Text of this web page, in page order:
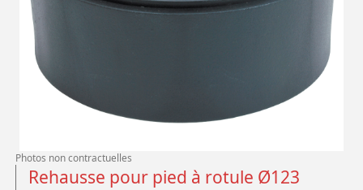
Photos non contractuelles
Rehausse pour pied à rotule Ø123